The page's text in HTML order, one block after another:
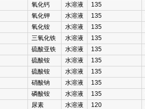
氧化钙 水溶液 135
氧化钾 水溶液 135
氧化铵 水溶液 135
三氧化铁 水溶液 135
硫酸亚铁 水溶液 135
硫酸铵 水溶液 135
硫酸铵 水溶液 135
硝酸钠 水溶液 135
磷酸铵 水溶液 135
尿素 水溶液 120